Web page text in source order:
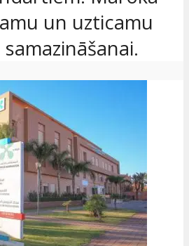
un uzticamu